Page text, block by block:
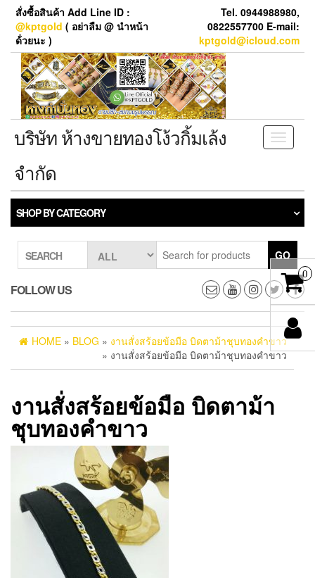
Skip
content
สั่งซื้อสินค้า Add Line ID :
@kptgold ( อย่าลืม @ นำหน้า
ด้่วยนะ )
Tel. 0944988980,
0822557700 E-mail:
kptgold@icloud.com
Toggle
บริษัท ห้างขายทองโง้วกิ้มเล้ง
จำกัด
SHOP BY CATEGORY
SEARCH GO
FOLLOW US
HOME » BLOG » งานสั่งสร้อยข้อมือ บิดตาม้าชุบทองคำขาว
» งานสั่งสร้อยข้อมือ บิดตาม้าชุบทองคำขาว
งานสั่งสร้อยข้อมือ บิดตาม้า
ชุบทองคำขาว
0